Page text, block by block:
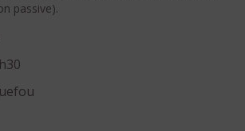
passive).